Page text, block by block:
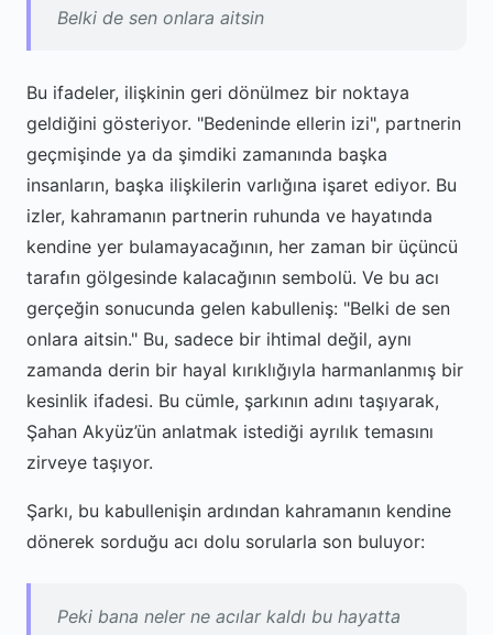
Belki de sen onlara aitsin
Bu ifadeler, ilişkinin geri dönülmez bir noktaya
geldiğini gösteriyor. "Bedeninde ellerin izi", partnerin
geçmişinde ya da şimdiki zamanında başka
insanların, başka ilişkilerin varlığına işaret ediyor. Bu
izler, kahramanın partnerin ruhunda ve hayatında
kendine yer bulamayacağının, her zaman bir üçüncü
tarafın gölgesinde kalacağının sembolü. Ve bu acı
gerçeğin sonucunda gelen kabulleniş: "Belki de sen
onlara aitsin." Bu, sadece bir ihtimal değil, aynı
zamanda derin bir hayal kırıklığıyla harmanlanmış bir
kesinlik ifadesi. Bu cümle, şarkının adını taşıyarak,
Şahan Akyüz’ün anlatmak istediği ayrılık temasını
zirveye taşıyor.
Şarkı, bu kabullenişin ardından kahramanın kendine
dönerek sorduğu acı dolu sorularla son buluyor:
Peki bana neler ne acılar kaldı bu hayatta